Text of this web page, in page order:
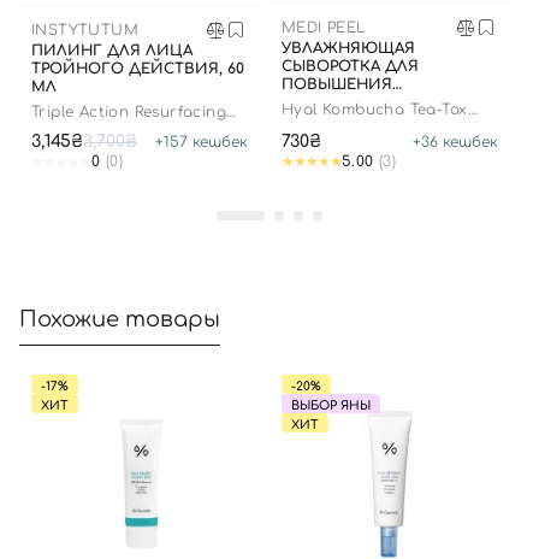
INSTYTUTUM
ПИЛИНГ ДЛЯ ЛИЦА
ТРОЙНОГО ДЕЙСТВИЯ, 60
МЛ
Triple Action Resurfacing
3,145₴3,700₴ +157 кешбек
0 (0)
MEDI PEEL
УВЛАЖНЯЮЩАЯ
СЫВОРОТКА ДЛЯ
ПОВЫШЕНИЯ
ЭЛАСТИЧНОСТИ КОЖИ,
50 МЛ
Hyal Kombucha Tea-Tox
730₴ +36 кешбек
5.00 (3)
Похожие товары
-17%
ХИТ
-20%
ВЫБОР ЯНЫ
ХИТ
Номер телефона
Отправляя форму для авторизации/регистрации, вы
принимаете условия
Пользовательские соглашения